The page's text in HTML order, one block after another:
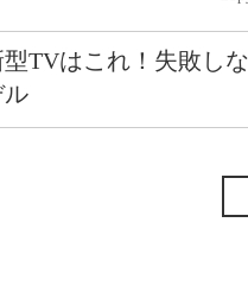
TVはこれ！失敗し
ル